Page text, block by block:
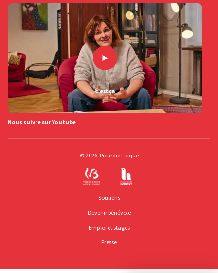
Nous suivre sur Youtube
© 2026. Picardie Laïque
Soutiens
Devenir bénévole
Emploi et stages
Presse